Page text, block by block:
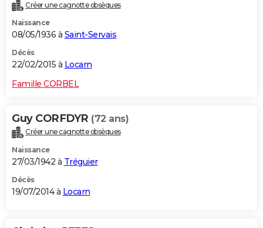
Créer une cagnotte obsèques
Naissance
08/05/1936 à Saint-Servais
Décès
22/02/2015 à Locarn
Famille CORBEL
Guy CORFDYR (72 ans)
Créer une cagnotte obsèques
Naissance
27/03/1942 à Tréguier
Décès
19/07/2014 à Locarn